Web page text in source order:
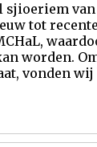
tot
worden.
vonden wij